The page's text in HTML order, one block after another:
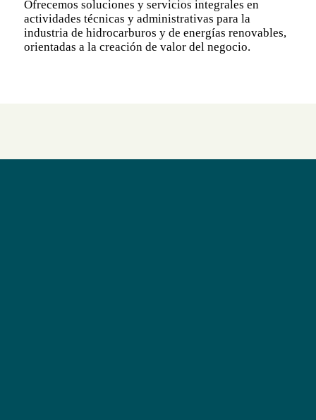
Ofrecemos soluciones y servicios integrales en
actividades técnicas y administrativas para la
industria de hidrocarburos y de energías renovables,
orientadas a la creación de valor del negocio.